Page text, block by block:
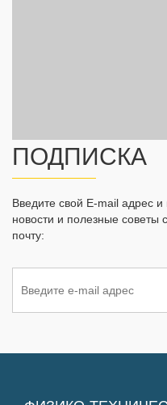
ПОДПИСКА
Введите свой E-mail адрес
новости и полезные советы
почту: